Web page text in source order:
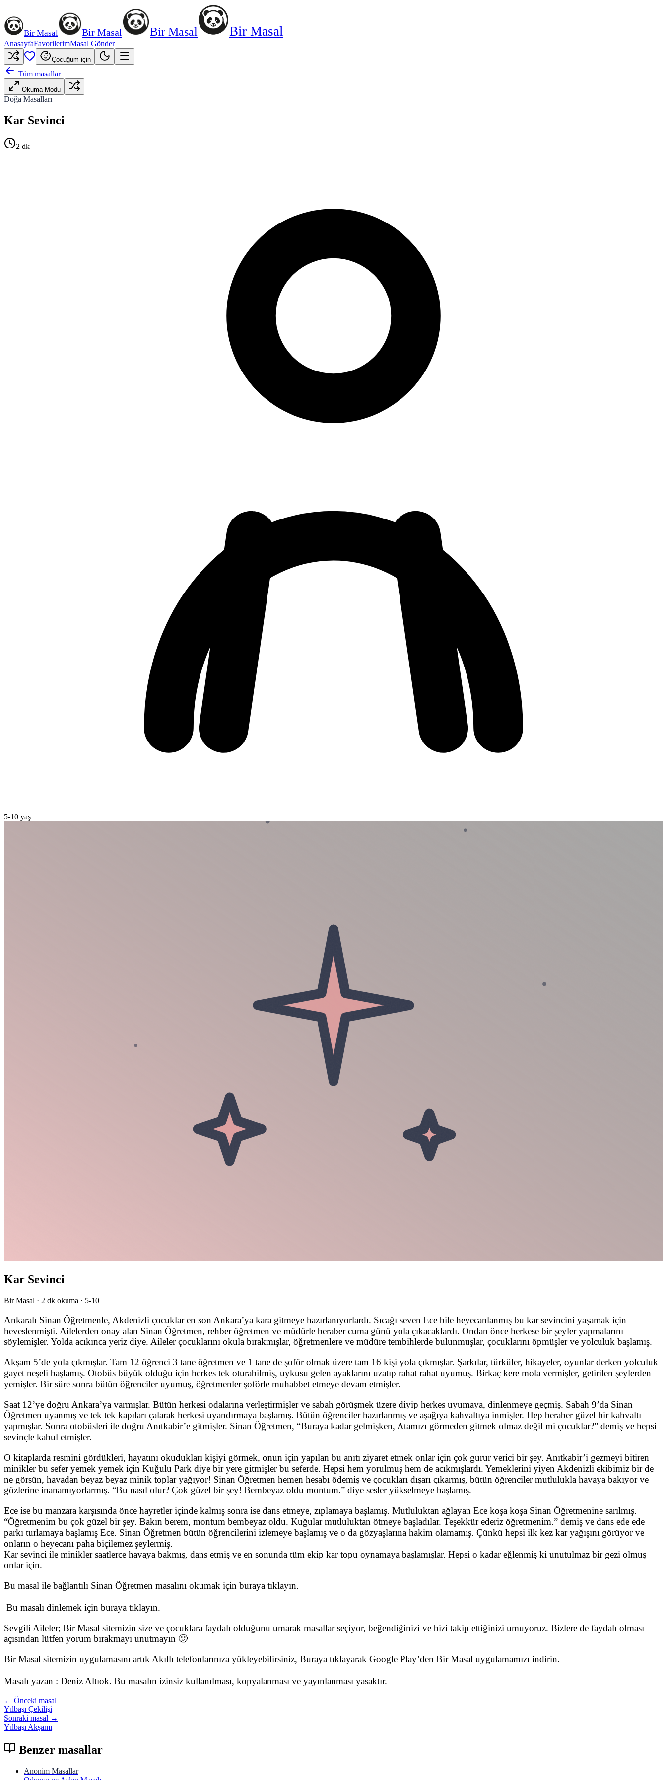
Bir Masal Bir Masal Bir Masal Bir Masal
AnasayfaFavorilerimMasal Gönder
Çocuğum için
Tüm masallar
Okuma Modu
Doğa Masalları
Kar Sevinci
2 dk
5-10 yaş
Kar Sevinci
Bir Masal · 2 dk okuma · 5-10
Ankaralı Sinan Öğretmenle, Akdenizli çocuklar en son Ankara’ya kara gitmeye hazırlanıyorlardı. Sıcağı seven Ece bile heyecanlanmış bu kar sevincini yaşamak için
heveslenmişti. Ailelerden onay alan Sinan Öğretmen, rehber öğretmen ve müdürle beraber cuma günü yola çıkacaklardı. Ondan önce herkese bir şeyler yapmalarını
söylemişler. Yolda acıkınca yeriz diye. Aileler çocuklarını okula bırakmışlar, öğretmenlere ve müdüre tembihlerde bulunmuşlar, çocuklarını öpmüşler ve yolculuk başlamış.
Akşam 5’de yola çıkmışlar. Tam 12 öğrenci 3 tane öğretmen ve 1 tane de şoför olmak üzere tam 16 kişi yola çıkmışlar. Şarkılar, türküler, hikayeler, oyunlar derken yolculuk
gayet neşeli başlamış. Otobüs büyük olduğu için herkes tek oturabilmiş, uykusu gelen ayaklarını uzatıp rahat rahat uyumuş. Birkaç kere mola vermişler, getirilen şeylerden
yemişler. Bir süre sonra bütün öğrenciler uyumuş, öğretmenler şoförle muhabbet etmeye devam etmişler.
Saat 12’ye doğru Ankara’ya varmışlar. Bütün herkesi odalarına yerleştirmişler ve sabah görüşmek üzere diyip herkes uyumaya, dinlenmeye geçmiş. Sabah 9’da Sinan
Öğretmen uyanmış ve tek tek kapıları çalarak herkesi uyandırmaya başlamış. Bütün öğrenciler hazırlanmış ve aşağıya kahvaltıya inmişler. Hep beraber güzel bir kahvaltı
yapmışlar. Sonra otobüsleri ile doğru Anıtkabir’e gitmişler. Sinan Öğretmen, “Buraya kadar gelmişken, Atamızı görmeden gitmek olmaz değil mi çocuklar?” demiş ve hepsi
sevinçle kabul etmişler.
O kitaplarda resmini gördükleri, hayatını okudukları kişiyi görmek, onun için yapılan bu anıtı ziyaret etmek onlar için çok gurur verici bir şey. Anıtkabir’i gezmeyi bitiren
minikler bu sefer yemek yemek için Kuğulu Park diye bir yere gitmişler bu seferde. Hepsi hem yorulmuş hem de acıkmışlardı. Yemeklerini yiyen Akdenizli ekibimiz bir de
ne görsün, havadan beyaz beyaz minik toplar yağıyor! Sinan Öğretmen hemen hesabı ödemiş ve çocukları dışarı çıkarmış, bütün öğrenciler mutlulukla havaya bakıyor ve
gözlerine inanamıyorlarmış. “Bu nasıl olur? Çok güzel bir şey! Bembeyaz oldu montum.” diye sesler yükselmeye başlamış.
Ece ise bu manzara karşısında önce hayretler içinde kalmış sonra ise dans etmeye, zıplamaya başlamış. Mutluluktan ağlayan Ece koşa koşa Sinan Öğretmenine sarılmış.
“Öğretmenim bu çok güzel bir şey. Bakın berem, montum bembeyaz oldu. Kuğular mutluluktan ötmeye başladılar. Teşekkür ederiz öğretmenim.” demiş ve dans ede ede
parkı turlamaya başlamış Ece. Sinan Öğretmen bütün öğrencilerini izlemeye başlamış ve o da gözyaşlarına hakim olamamış. Çünkü hepsi ilk kez kar yağışını görüyor ve
onların o heyecanı paha biçilemez şeylermiş.
Kar sevinci ile minikler saatlerce havaya bakmış, dans etmiş ve en sonunda tüm ekip kar topu oynamaya başlamışlar. Hepsi o kadar eğlenmiş ki unutulmaz bir gezi olmuş
onlar için.
Bu masal ile bağlantılı Sinan Öğretmen masalını okumak için buraya tıklayın.
Bu masalı dinlemek için buraya tıklayın.
Sevgili Aileler; Bir Masal sitemizin size ve çocuklara faydalı olduğunu umarak masallar seçiyor, beğendiğinizi ve bizi takip ettiğinizi umuyoruz. Bizlere de faydalı olması
açısından lütfen yorum bırakmayı unutmayın 🙂
Bir Masal sitemizin uygulamasını artık Akıllı telefonlarınıza yükleyebilirsiniz, Buraya tıklayarak Google Play’den Bir Masal uygulamamızı indirin.
Masalı yazan : Deniz Altıok. Bu masalın izinsiz kullanılması, kopyalanması ve yayınlanması yasaktır.
← Önceki masal
Yılbaşı Çekilişi
Sonraki masal →
Yılbaşı Akşamı
Benzer masallar
Anonim Masallar